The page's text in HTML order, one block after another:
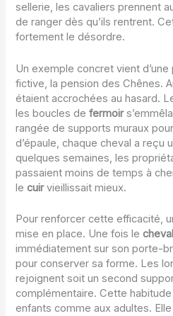
sellerie, les cavaliers prennent
de ranger dès qu’ils rentrent.
fortement le désordre.
Un exemple concret vient
fictive, la pension des Chênes.
étaient accrochées au hasard.
les boucles defermoir
rangée de supports muraux
d’épaule, chaque cheval a reçu
quelques semaines, les
passaient moins de temps à
lecuirvieillissait mieux.
Pour renforcer cette efficacité,
mise en place. Une fois lecheval
immédiatement sur son porte-
pour conserver sa forme. Les
rejoignent soit un second
complémentaire. Cette
enfants comme aux adultes.